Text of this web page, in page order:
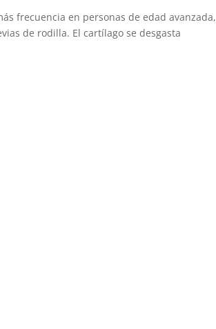
frecuencia en personas de edad avanzada,
de rodilla. El cartílago se desgasta